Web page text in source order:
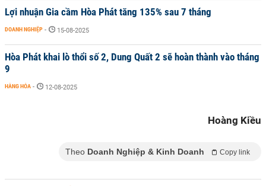
Lợi nhuận Gia cầm Hòa Phát tăng 135% sau 7 tháng
DOANH NGHIỆP - 15-08-2025
Hòa Phát khai lò thổi số 2, Dung Quất 2 sẽ hoàn thành vào tháng
9
HÀNG HÓA - 12-08-2025
Hoàng Kiều
Theo Doanh Nghiệp & Kinh Doanh Copy link